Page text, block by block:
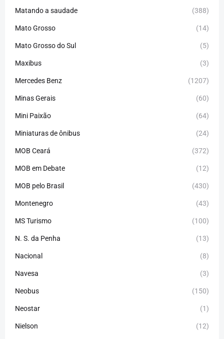
Matando a saudade (388)
Mato Grosso (14)
Mato Grosso do Sul (5)
Maxibus (3)
Mercedes Benz (1207)
Minas Gerais (60)
Mini Paixão (64)
Miniaturas de ônibus (24)
MOB Ceará (372)
MOB em Debate (12)
MOB pelo Brasil (430)
Montenegro (43)
MS Turismo (100)
N. S. da Penha (13)
Nacional (8)
Navesa (3)
Neobus (150)
Neostar (1)
Nielson (12)